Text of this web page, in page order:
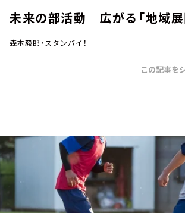
トピックス
TBS Podcast
お知らせ
イベント・グッズ
YouTube
会社情報
未来の部活動 広がる「地域展
森本毅郎・スタンバイ！
この記事を